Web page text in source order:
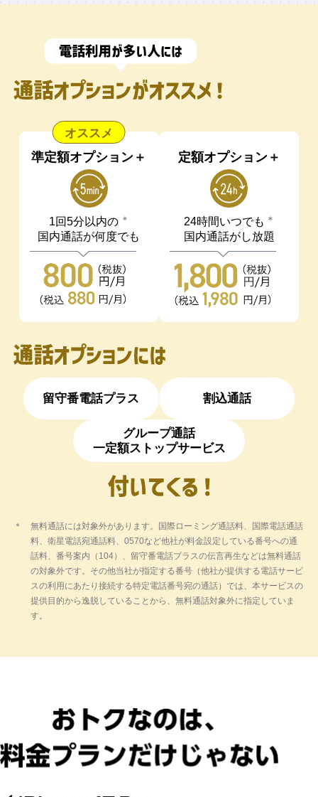
アプリにPayPayカード ゴールドを
連携したお客さま：ペイトク2が適用
された月の翌請求月（翌々月）から
適用されます。ペイトク2特典
用されるまではペイトク2特典
（+5%、上限3,000円相当/月）が適
用されます。
新規でソフトバンクを
契約されたお客さま
ペイトク2は 当日から適用されます。
ペイトク2特典は以下のとおり適用さ
れます。
ペイトク2が適用される前月末までに
ルドを連携済みのお客さま：ペイト
ク2適用時より（+10%、上限4,000円
相当/月）が適用されます。
ペイトク2の適用された月にPayPay
アプリにPayPayカード ゴールドを
連携したお客さま：ペイトク2が適用
された月の翌請求月（翌々月）から
適用されます。ペイトク2特典
用されるまではペイトク2特典
（+5%、上限3,000円相当/月）が適
用されます。
PayPayカード ゴールドをお持ちでないお客
さまはペイトク2特典（+5%）が適用されま
アカウント連携が必要です。
でのお買い物をお楽しみいただけま
す。
PayPayカード ゴールドをお持ちでないお客
PayPayカード ゴールドのPayPayアプリ連携
が必要です。
PayPayアプリにPayPayカード ゴールドを登
録した翌月から。
「PayPayクレジット」以外の方法でPayPay
アプリに登録したクレジットカードによる
PayPayでのお支払い、他社カード利用券の
購入・他社カード利用券でのお支払いおよび
「PayPay商品券」でのお支払いなどは、対
象外です。
準定額オプション＋
1回5分以内の ＊
国内通話が何度でも
定額オプション＋
24時間いつでも ＊
国内通話がし放題
留守番電話プラス 割込通話
グループ通話
一定額ストップサービス
無料通話には対象外があります。国際ローミング通話料、国際電話通話
料、衛星電話宛通話料、0570など他社が料金設定している番号への通
話料、番号案内（104）、留守番電話プラスの伝言再生などは無料通話
の対象外です。その他当社が指定する番号（他社が提供する電話サービ
スの利用にあたり接続する特定電話番号宛の通話）では、本サービスの
提供目的から逸脱していることから、無料通話対象外に指定していま
す。